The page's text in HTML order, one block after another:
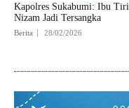
Kapolres Sukabumi: Ibu Tiri
Nizam Jadi Tersangka
Berita 28/02/2026